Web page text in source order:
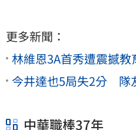
更多新聞：
林維恩3A首秀遭震撼
今井達也5局失2分 隊
中華職棒37年